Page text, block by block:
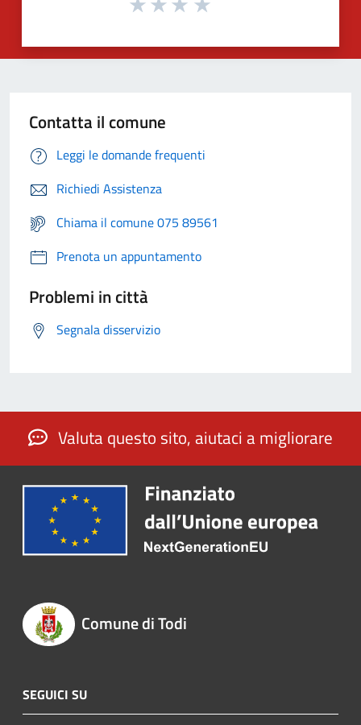
Contatta il comune
Leggi le domande frequenti
Richiedi Assistenza
Chiama il comune 075 89561
Prenota un appuntamento
Problemi in città
Segnala disservizio
Valuta questo sito, aiutaci a migliorare
Comune di Todi
SEGUICI SU